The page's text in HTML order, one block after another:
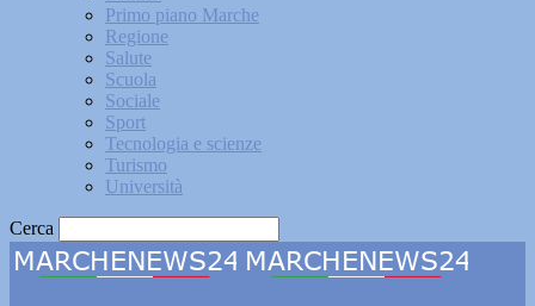
Primo piano Marche
Regione
Salute
Scuola
Sociale
Sport
Tecnologia e scienze
Turismo
Università
Cerca